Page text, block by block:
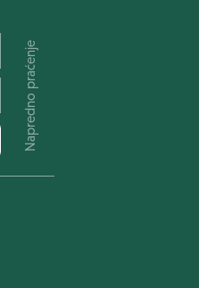
Napredno praćenje